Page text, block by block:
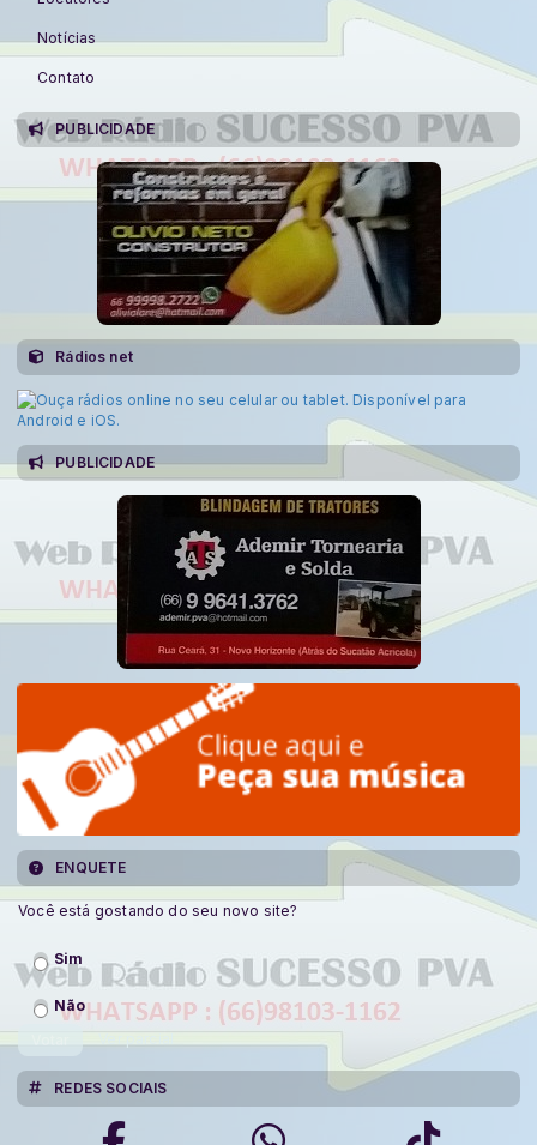
Notícias
Contato
PUBLICIDADE
Rádios net
PUBLICIDADE
ENQUETE
Você está gostando do seu novo site?
Sim
Não
REDES SOCIAIS